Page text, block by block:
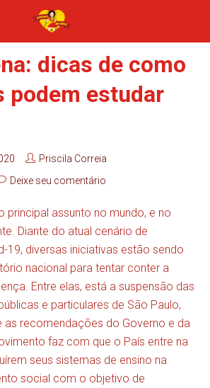
dicas de como
podem estudar
Priscila Correia
Deixe seu comentário
principal assunto no mundo, e no
Diante do atual cenário de
19, diversas iniciativas estão sendo
nacional para tentar conter a
Entre elas, está a suspensão das
e particulares de São Paulo,
as recomendações do Governo e da
faz com que o País entre na
seus sistemas de ensino na
social com o objetivo de